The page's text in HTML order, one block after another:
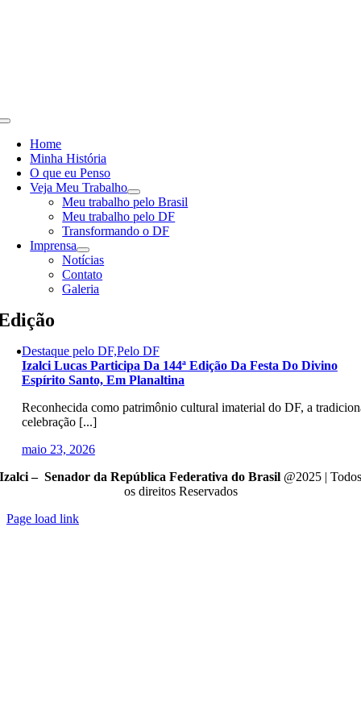
Toggle
NavigationHome
Minha História
O que eu Penso
Veja Meu Trabalho
Meu trabalho pelo Brasil
Meu trabalho pelo DF
Transformando o DF
Imprensa
Notícias
Contato
Galeria
Destaque pelo DF,Pelo DF
Izalci Lucas Participa Da 144ª Edição Da Festa Do Divino
Espírito Santo, Em Planaltina
Reconhecida como patrimônio cultural imaterial do DF, a
celebração [...]
maio 23, 2026
Izalci – Senador da República Federativa do Brasil @2025 | Todos
os direitos Reservados
Page load link